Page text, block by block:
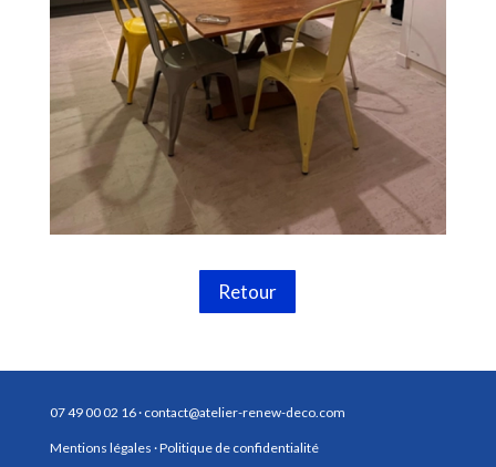
Retour
07 49 00 02 16 · contact@atelier-renew-deco.com
Mentions légales ·Politique de confidentialité